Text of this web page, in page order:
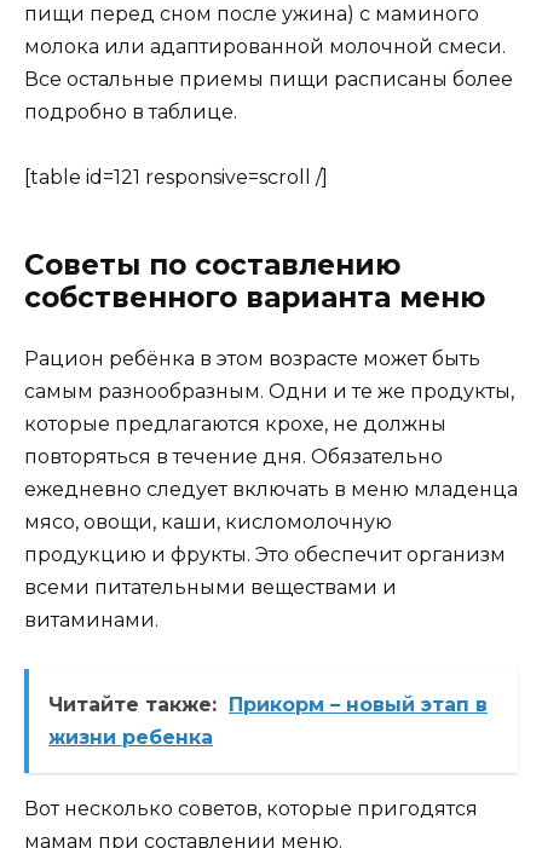
пищи перед сном после ужина) с маминого
молока или адаптированной молочной смеси.
Все остальные приемы пищи расписаны более
подробно в таблице.
[table id=121 responsive=scroll /]
Советы по составлению
собственного варианта меню
Рацион ребёнка в этом возрасте может быть
самым разнообразным. Одни и те же продукты,
которые предлагаются крохе, не должны
повторяться в течение дня. Обязательно
ежедневно следует включать в меню младенца
мясо, овощи, каши, кисломолочную
продукцию и фрукты. Это обеспечит организм
всеми питательными веществами и
витаминами.
Читайте также: Прикорм – новый этап в
жизни ребенка
Вот несколько советов, которые пригодятся
мамам при составлении меню.